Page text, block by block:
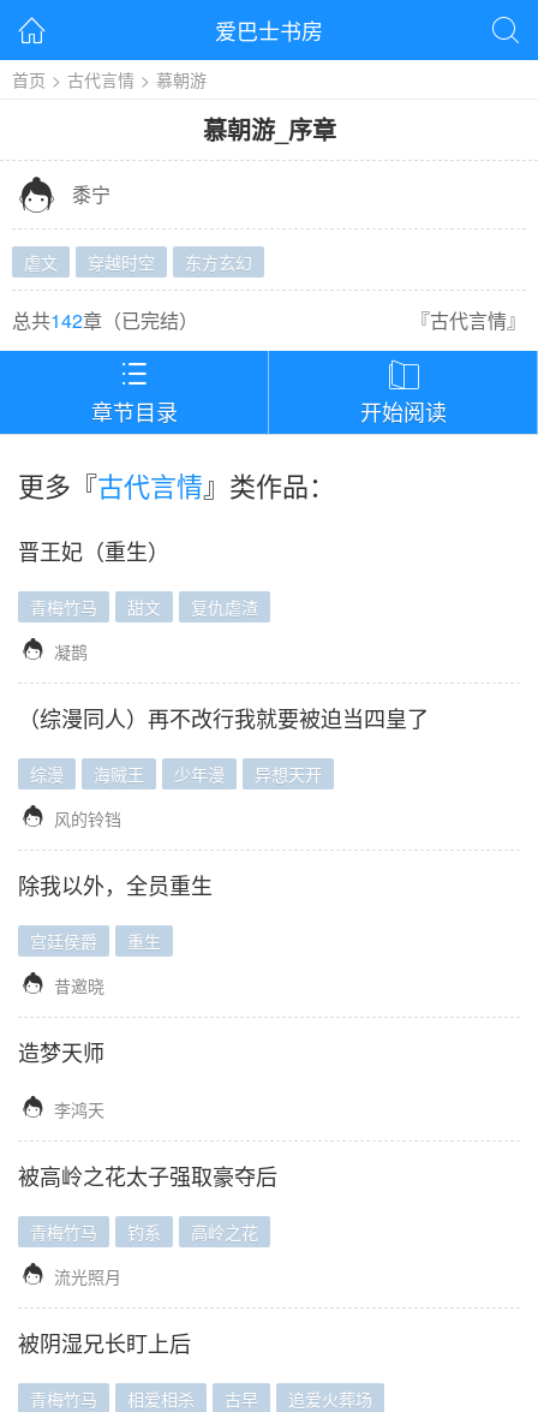
 爱巴士书房 
首页 > 古代言情 > 慕朝游
慕朝游_ 序章
 黍宁
虐文 穿越时空 东方玄幻
总共142章（已完结） 『古代言情』

章节目录

开始阅读
更多『古代言情』类作品：
晋王妃（重生）
青梅竹马 甜文 复仇虐渣
 凝鹊
（综漫同人）再不改行我就要被迫当四皇了
综漫 海贼王 少年漫 异想天开
 风的铃铛
除我以外，全员重生
宫廷侯爵 重生
 昔邀晓
造梦天师
 李鸿天
被高岭之花太子强取豪夺后
青梅竹马 钓系 高岭之花
 流光照月
被阴湿兄长盯上后
青梅竹马 相爱相杀 古早 追爱火葬场